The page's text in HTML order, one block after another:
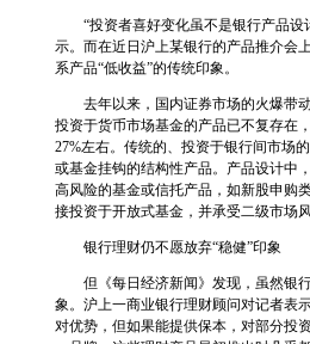
“投资者喜好变化虽不是银行产品设
示。而在近日沪上某银行的产品推介会
系产品“低收益”的传统印象。
去年以来，国内证券市场的火爆带动
投资于货币市场基金的产品已不复存在
27%左右。传统的、投资于银行间市场
或基金挂钩的结构性产品。产品设计中
高风险的基金或信托产品，如新股申购
接投资于开放式基金，并承受二级市场
银行理财仍不愿放弃“稳健”印象
但《每日经济新闻》发现，虽然银行
象。沪上一商业银行理财顾问对记者表
对优势，但如果能提供保本，对部分投